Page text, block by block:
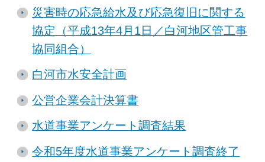
災害時の応急給水及び応急復旧に関する
協定（平成13年4月1日／白河地区管工事
協同組合）
白河市水安全計画
公営企業会計決算書
水道事業アンケート調査結果
令和5年度水道事業アンケート調査終了